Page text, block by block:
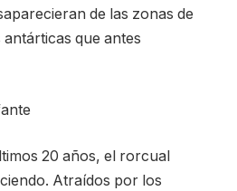
de las zonas de
que antes
20 años, el rorcual
Atraídos por los